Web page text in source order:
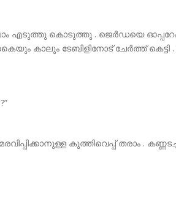
എടുത്തു കൊടുത്തു . ജെർഡയെ ഓപ്പറേഷൻ
കാലും ടേബിളിനോട് ചേർത്ത് കെട്ടി .
കുത്തിവെപ്പ് തരാം .